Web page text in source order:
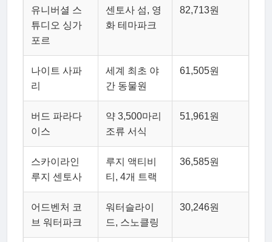
유니버셜 스
튜디오 싱가
포르
센토사 섬, 영
화 테마파크
82,713원
나이트 사파
리
세계 최초 야
간 동물원
61,505원
버드 파라다
이스
약 3,500마리
조류 서식
51,961원
스카이라인
루지 센토사
루지 액티비
티, 4개 트랙
36,585원
어드벤처 코
브 워터파크
워터슬라이
드, 스노클링
30,246원